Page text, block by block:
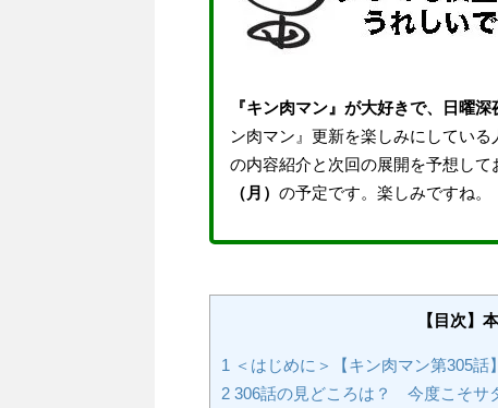
『キン肉マン』が大好きで、日曜
ン肉マン』更新を楽しみにしてい
の内容紹介と次回の展開を予想して
（月） の予定です。楽しみですね。
【目次】
1 ＜はじめに＞【キン肉マン第305
2 306話の見どころは？ 今度こそサ